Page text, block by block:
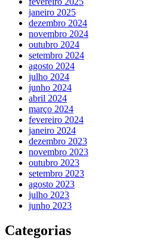
janeiro 2025
dezembro 2024
novembro 2024
outubro 2024
setembro 2024
agosto 2024
julho 2024
junho 2024
abril 2024
março 2024
fevereiro 2024
janeiro 2024
dezembro 2023
novembro 2023
outubro 2023
setembro 2023
agosto 2023
julho 2023
junho 2023
Categorias